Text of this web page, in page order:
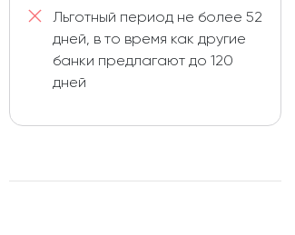
Льготный период не более 52
дней, в то время как другие
банки предлагают до 120
дней